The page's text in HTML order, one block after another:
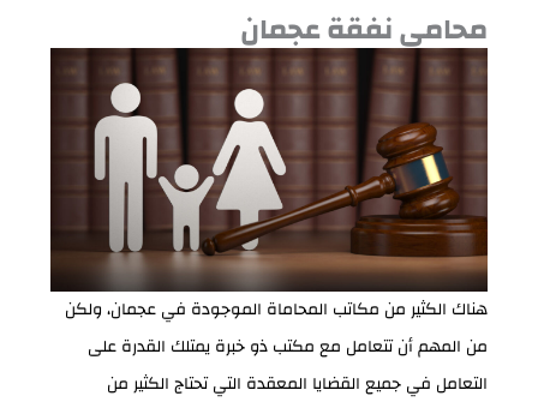
محامي نفقة عجمان
هناك الكثير من مكاتب المحاماة الموجودة في عجمان، ولكن
من المهم أن تتعامل مع مكتب ذو خبرة يمتلك القدرة على
التعامل في جميع القضايا المعقدة التي تحتاج الكثير من